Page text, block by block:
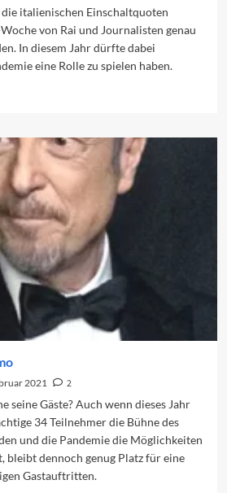
italienischen Einschaltquoten
von Rai und Journalisten genau
In diesem Jahr dürfte dabei
eine Rolle zu spielen haben.
2021
2
seine Gäste? Auch wenn dieses Jahr
34 Teilnehmer die Bühne des
und die Pandemie die Möglichkeiten
bleibt dennoch genug Platz für eine
Gastauftritten.